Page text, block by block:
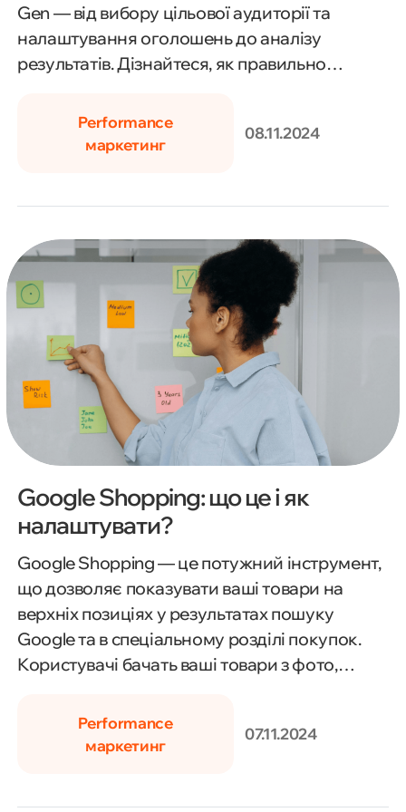
Performance
маркетинг
08.11.2024
Gen — від вибору цільової аудиторії та
налаштування оголошень до аналізу
результатів. Дізнайтеся, як правильно
залучати нових клієнтів і збільшувати попит
на ваш продукт.
Performance
маркетинг
07.11.2024
Google Shopping: що це і як
налаштувати?
Google Shopping — це потужний інструмент,
що дозволяє показувати ваші товари на
верхніх позиціях у результатах пошуку
Google та в спеціальному розділі покупок.
Користувачі бачать ваші товари з фото,
підвищує ймовірність покупки. У статті
розглядаються кроки налаштування Google